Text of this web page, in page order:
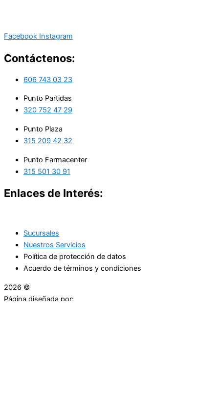
Facebook Instagram
Contáctenos:
606 743 03 23
Punto Partidas
320 752 47 29
Punto Plaza
315 209 42 32
Punto Farmacenter
315 501 30 91
Enlaces de Interés:
Sucursales
Nuestros Servicios
Política de protección de datos
Acuerdo de términos y condiciones
2026 ©
Página diseñada por: